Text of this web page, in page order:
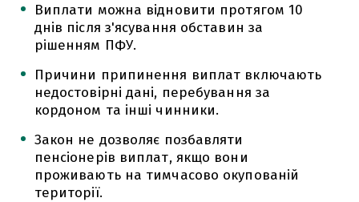
Виплати можна відновити протягом 10
днів після з'ясування обставин за
рішенням ПФУ.
Причини припинення виплат включають
недостовірні дані, перебування за
кордоном та інші чинники.
Закон не дозволяє позбавляти
пенсіонерів виплат, якщо вони
проживають на тимчасово окупованій
території.